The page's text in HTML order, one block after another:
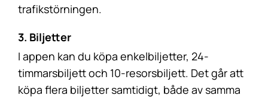
trafikstörningen.
3. Biljetter
I appen kan du köpa enkelbiljetter, 24-
timmarsbiljett och 10-resorsbiljett. Det går att
köpa flera biljetter samtidigt, både av samma